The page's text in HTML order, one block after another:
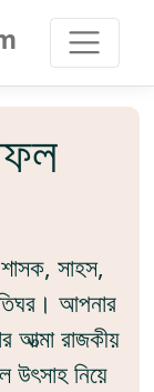
সাহস,
আপনার
আত্মা রাজকীয়
উৎসাহ নিয়ে